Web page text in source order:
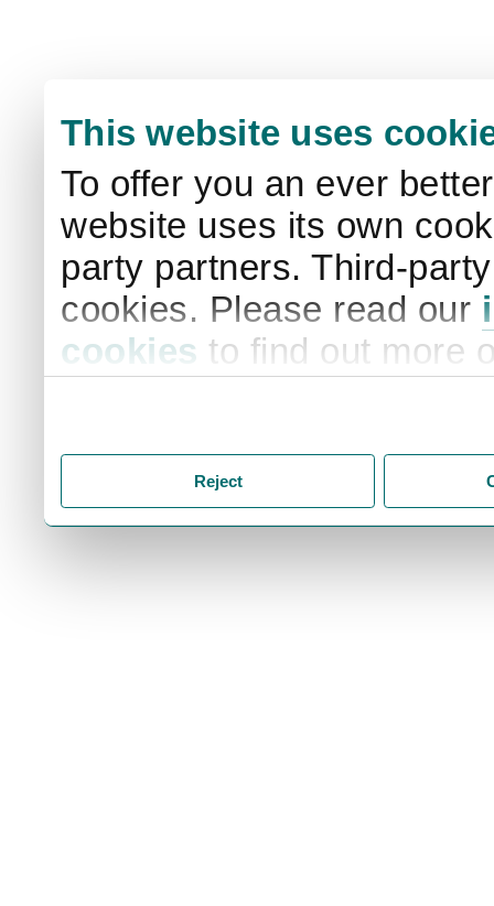
This website uses
To offer you an ever
website uses its own
party partners. Third-
cookies. Please read our
cookies to find out more
you accept the storage
Reject